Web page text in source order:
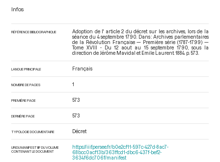
Infos
RÉFÉRENCE BIBLIOGRAPHIQUE
Adoption de l' article 2 du décret sur les archives, lors de la
séance du 4 septembre 1790. Dans : Archives parlementaires
de la Révolution Française — Première série (1787-1799) —
Tome XVIII - Du 12 aout au 15 septembre 1790
, sous la
direction de Jérôme Mavidal et Emile Laurent. 1884. p. 573.
LANGUE PRINCIPALE Français
NOMBRE DE PAGES 1
PREMIÈRE PAGE 573
DERNIÈRE PAGE 573
TYPOLOGIE DOCUMENTAIRE Décret
URI DU MANIFEST IIIF DU VOLUME
CONTENANT LE DOCUMENT
https://iiif.persee.fr/b0e2cf11-597c-427d-8ac7-
68bcc0acf13b/363ffcd1-dbc6-437f-bef2-
3634f6dc706f/manifest